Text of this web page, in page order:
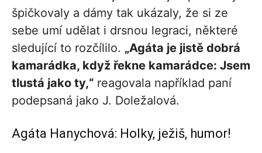
špičkovaly a dámy tak ukázaly, že si ze
sebe umí udělat i drsnou legraci, některé
sledující to rozčílilo. „Agáta je jistě dobrá
kamarádka, když řekne kamarádce: Jsem
tlustá jako ty,“ reagovala například paní
podepsaná jako J. Doležalová.
Agáta Hanychová: Holky, ježiš, humor!